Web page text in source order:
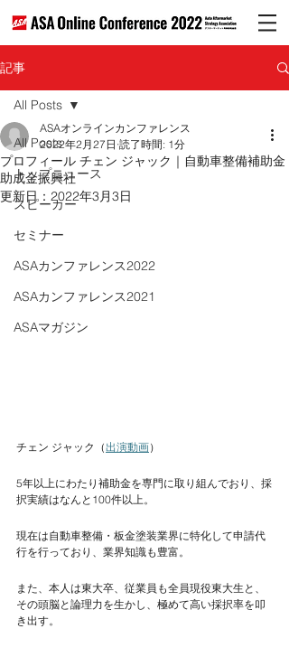
記事
All Posts
トップニュース
スピーカー
セミナー
ASAカンファレンス2022
ASAカンファレンス2021
ASAマガジン
All Posts
プロフィール チェン ジャック｜自動車整備補助金
助成金振興社
ASAオンラインカンファレンス
2022年2月27日 読了時間: 1分
更新日： 2022年3月3日
チェン ジャック（出演動画）
5年以上にわたり補助金を専門に取り組んでおり、採
択実績はなんと100件以上。
現在は自動車整備・板金塗装業界に特化して申請代
行を行っており、業界知識も豊富。
また、本人は東大卒、従業員も全員現役東大生と、
その頭脳と論理力を生かし、極めて高い採択率を叩
き出す。